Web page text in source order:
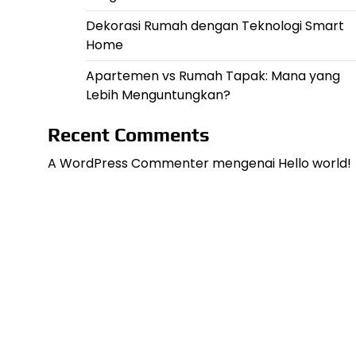
Dekorasi Rumah dengan Teknologi Smart
Home
Apartemen vs Rumah Tapak: Mana yang
Lebih Menguntungkan?
Recent Comments
A WordPress Commentermengenai Hello world!